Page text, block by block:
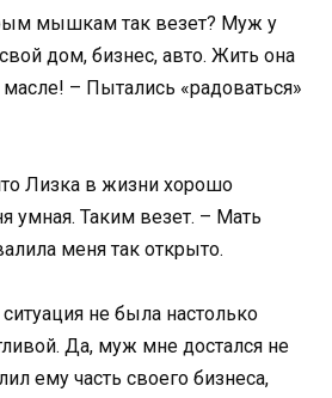
мышкам так везет? Муж у
дом, бизнес, авто. Жить она
масле! – Пытались «радоваться»
Лизка в жизни хорошо
умная. Таким везет. – Мать
меня так открыто.
не была настолько
Да, муж мне достался не
ему часть своего бизнеса,